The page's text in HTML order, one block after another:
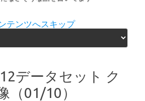
テンツへスキップ
データセット ク
（01/10）